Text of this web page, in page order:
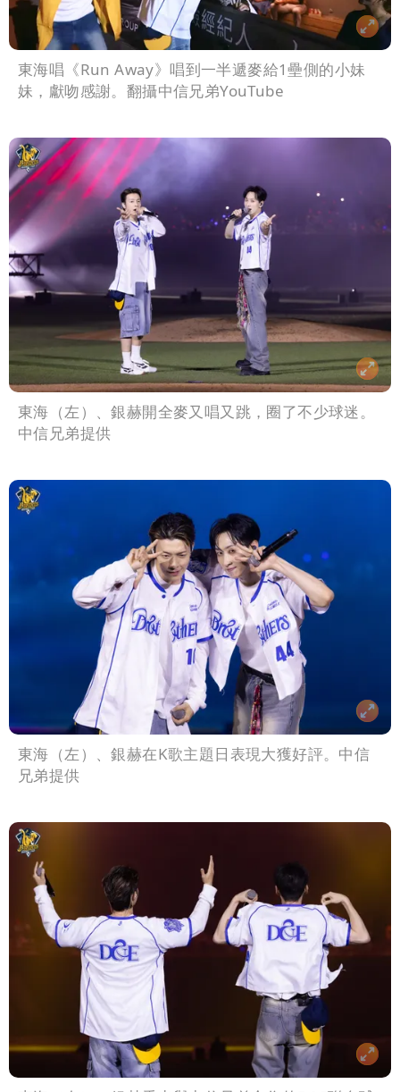
東海唱《Run Away》唱到一半遞麥給1壘側的小妹
妹，獻吻感謝。翻攝中信兄弟YouTube
東海（左）、銀赫開全麥又唱又跳，圈了不少球迷。
中信兄弟提供
東海（左）、銀赫在K歌主題日表現大獲好評。中信
兄弟提供